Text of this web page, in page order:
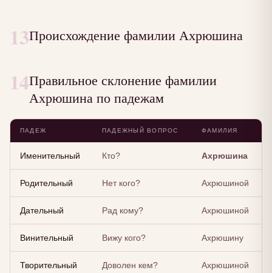
13Происхождение фамилии Ахрюшина
14Правильное склонение фамилии
Ахрюшина по падежам
ПАДЕЖ ПАДЕЖНЫЙ ВОПРОС ФАМИЛИЯ
Именительный Кто? Ахрюшина
Родительный Нет кого? Ахрюшиной
Дательный Рад кому? Ахрюшиной
Винительный Вижу кого? Ахрюшину
Творительный Доволен кем? Ахрюшиной